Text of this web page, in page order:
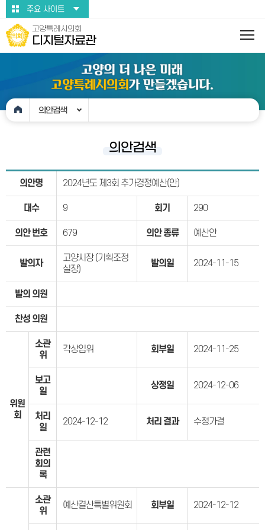
본문바로가기주요 사이트
고양특례시의회
디지털자료관
의안검색
의안검색
의안명 2024년도 제3회 추가경정예산(안)
대수 9 회기 290
의안 번호 679 의안 종류 예산안
발의자
고양시장 (기획조정
실장)
발의일 2024-11-15
발의 의원
찬성 의원
위원
회
소관
위
각상임위 회부일 2024-11-25
보고
일
상정일 2024-12-06
처리
일
2024-12-12 처리 결과 수정가결
관련
회의
록
소관
위
예산결산특별위원회 회부일 2024-12-12